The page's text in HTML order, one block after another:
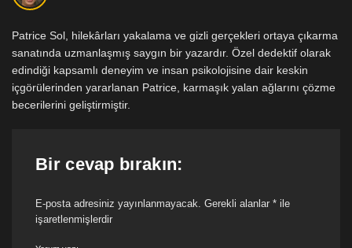
Patrice Sol, hilekârları yakalama ve gizli gerçekleri ortaya çıkarma
sanatında uzmanlaşmış saygın bir yazardır. Özel dedektif olarak
edindiği kapsamlı deneyim ve insan psikolojisine dair keskin
içgörülerinden yararlanan Patrice, karmaşık yalan ağlarını çözme
becerilerini geliştirmiştir.
Bir cevap bırakın:
E-posta adresiniz yayınlanmayacak. Gerekli alanlar * ile
işaretlenmişlerdir